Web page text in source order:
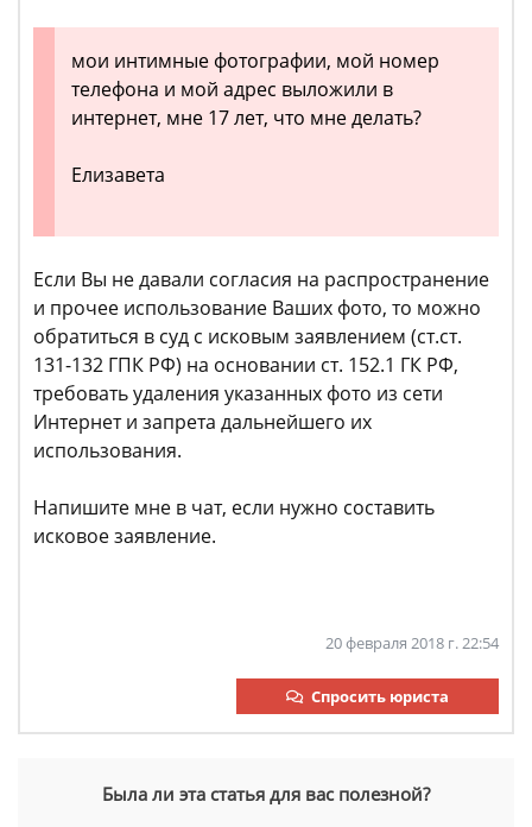
мои интимные фотографии, мой номер
телефона и мой адрес выложили в
интернет, мне 17 лет, что мне делать?
Елизавета
Если Вы не давали согласия на распространение
и прочее использование Ваших фото, то можно
обратиться в суд с исковым заявлением (ст.ст.
131-132 ГПК РФ) на основании ст. 152.1 ГК РФ,
требовать удаления указанных фото из сети
Интернет и запрета дальнейшего их
использования.
Напишите мне в чат, если нужно составить
исковое заявление.
20 февраля 2018 г. 22:54
Спросить юриста
Была ли эта статья для вас полезной?